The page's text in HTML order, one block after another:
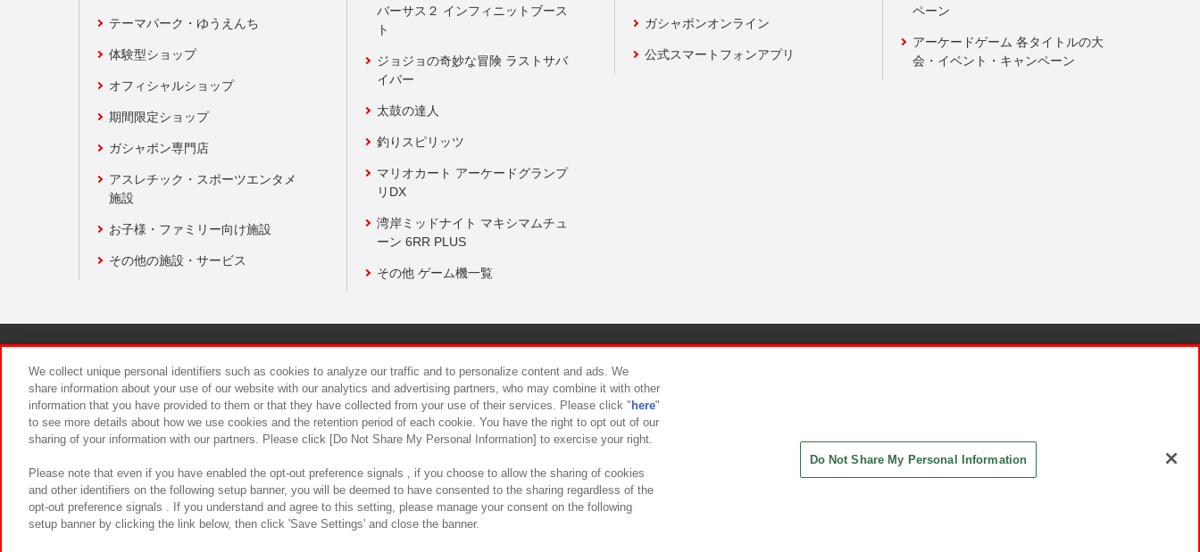
テーマパーク・ゆうえんち
体験型ショップ
オフィシャルショップ
期間限定ショップ
ガシャポン専門店
アスレチック・スポーツエンタメ
施設
お子様・ファミリー向け施設
その他の施設・サービス
バーサス２ インフィニットブース
ト
ジョジョの奇妙な冒険 ラストサバ
イバー
太鼓の達人
釣りスピリッツ
マリオカート アーケードグランプ
リDX
湾岸ミッドナイト マキシマムチュ
ーン 6RR PLUS
その他 ゲーム機一覧
ガシャポンオンライン
公式スマートフォンアプリ
ペーン
アーケードゲーム 各タイトルの大
会・イベント・キャンペーン
食品のご提供について カスタマーハラスメント対応方針
We collect unique personal identifiers such as cookies to analyze our traffic and to personalize content and ads. We
share information about your use of our website with our analytics and advertising partners, who may combine it with other
information that you have provided to them or that they have collected from your use of their services. Please click " here"
to see more details about how we use cookies and the retention period of each cookie. You have the right to opt out of our
sharing of your information with our partners. Please click [Do Not Share My Personal Information] to exercise your right.
Please note that even if you have enabled the opt-out preference signals , if you choose to allow the sharing of cookies
and other identifiers on the following setup banner, you will be deemed to have consented to the sharing regardless of the
opt-out preference signals . If you understand and agree to this setting, please manage your consent on the following
setup banner by clicking the link below, then click 'Save Settings' and close the banner.
Do Not Share My Personal Information